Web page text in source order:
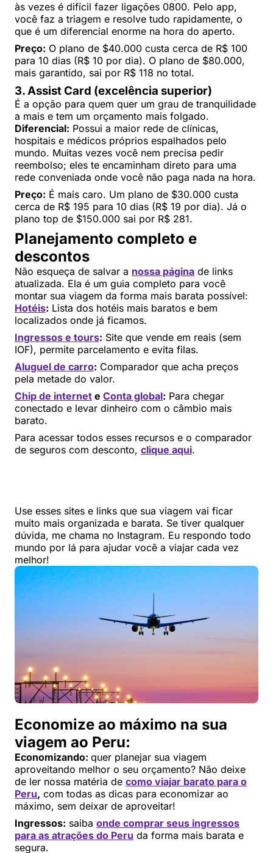
às vezes é difícil fazer ligações 0800. Pelo app,
você faz a triagem e resolve tudo rapidamente, o
que é um diferencial enorme na hora do aperto.
Preço: O plano de $40.000 custa cerca de R$ 100
para 10 dias (R$ 10 por dia). O plano de $80.000,
mais garantido, sai por R$ 118 no total.
3. Assist Card (excelência superior)
É a opção para quem quer um grau de tranquilidade
a mais e tem um orçamento mais folgado.
Diferencial: Possui a maior rede de clínicas,
hospitais e médicos próprios espalhados pelo
mundo. Muitas vezes você nem precisa pedir
reembolso; eles te encaminham direto para uma
rede conveniada onde você não paga nada na hora.
Preço: É mais caro. Um plano de $30.000 custa
cerca de R$ 195 para 10 dias (R$ 19 por dia). Já o
plano top de $150.000 sai por R$ 281.
Planejamento completo e
descontos
Não esqueça de salvar a nossa página de links
atualizada. Ela é um guia completo para você
montar sua viagem da forma mais barata possível:
Hotéis: Lista dos hotéis mais baratos e bem
localizados onde já ficamos.
Ingressos e tours: Site que vende em reais (sem
IOF), permite parcelamento e evita filas.
Aluguel de carro: Comparador que acha preços
pela metade do valor.
Chip de internet e Conta global: Para chegar
conectado e levar dinheiro com o câmbio mais
barato.
Para acessar todos esses recursos e o comparador
de seguros com desconto, clique aqui.
Use esses sites e links que sua viagem vai ficar
muito mais organizada e barata. Se tiver qualquer
dúvida, me chama no Instagram. Eu respondo todo
mundo por lá para ajudar você a viajar cada vez
melhor!
Economize ao máximo na sua
viagem ao Peru:
Economizando: quer planejar sua viagem
aproveitando melhor o seu orçamento? Não deixe
de ler nossa matéria de como viajar barato para o
Peru, com todas as dicas para economizar ao
máximo, sem deixar de aproveitar!
Ingressos: saiba onde comprar seus ingressos
para as atrações do Peru da forma mais barata e
segura.